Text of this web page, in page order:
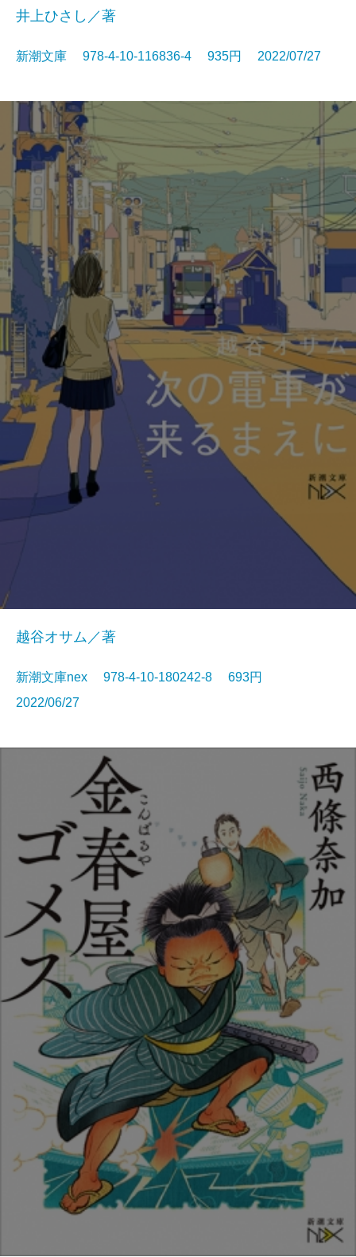
井上ひさし／著
新潮文庫 978-4-10-116836-4 935円 2022/07/27
越谷オサム／著
新潮文庫nex 978-4-10-180242-8 693円
2022/06/27